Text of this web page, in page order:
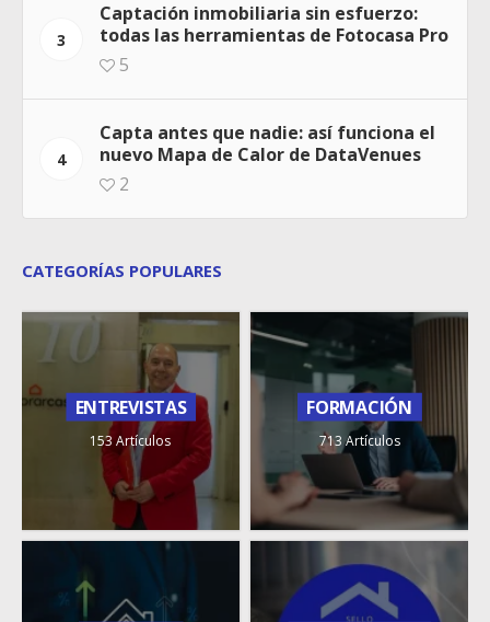
3
Captación inmobiliaria sin esfuerzo:
todas las herramientas de Fotocasa Pro
5
4
Capta antes que nadie: así funciona el
nuevo Mapa de Calor de DataVenues
2
CATEGORÍAS POPULARES
ENTREVISTAS
153 Artículos
FORMACIÓN
713 Artículos